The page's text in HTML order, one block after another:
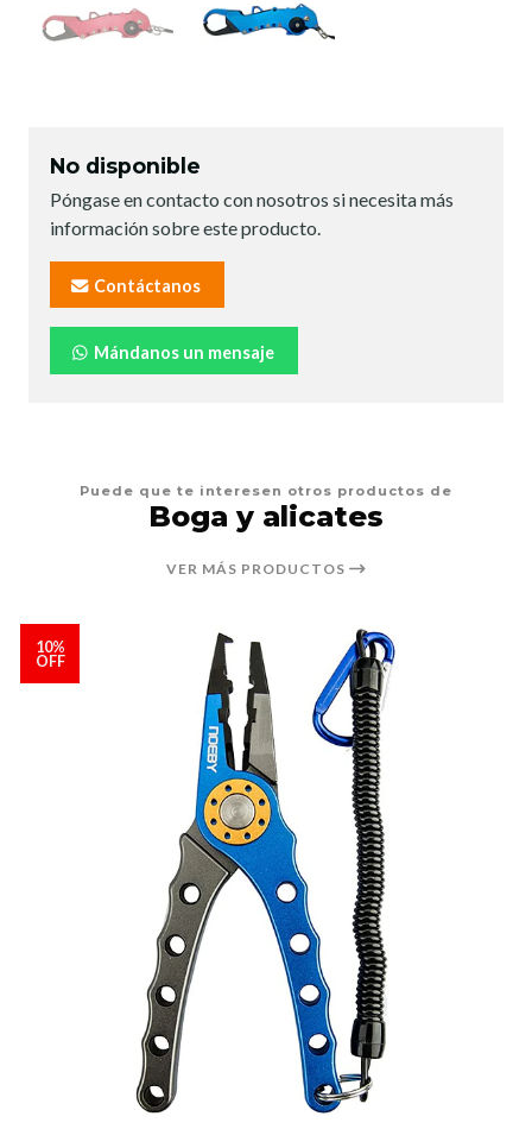
No disponible
Póngase en contacto con nosotros si necesita más
información sobre este producto.
Contáctanos
Mándanos un mensaje
Puede que te interesen otros productos de
Boga y alicates
VER MÁS PRODUCTOS
10%
OFF